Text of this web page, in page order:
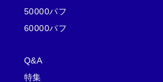
50000パフ
60000パフ
Q&A
特集